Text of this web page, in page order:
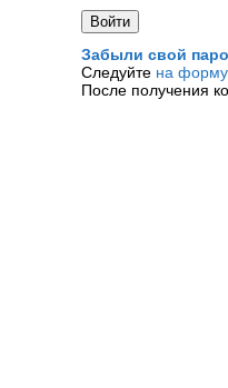
Забыли свой
Следуйте на форму
После получения